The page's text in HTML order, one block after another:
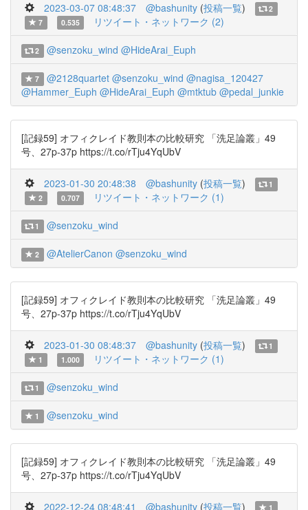
2023-03-07 08:48:37 @bashunity (投稿一覧)
2
7
0.535 リツイート・ネットワーク (2)
2 @senzoku_wind @HideArai_Euph
7 @2128quartet @senzoku_wind @nagisa_120427
@Hammer_Euph @HideArai_Euph @mtktub @pedal_junkie
[記録59] オフィクレイド教則本の比較研究 「洗足論叢」49
号、27p-37p https://t.co/rTju4YqUbV
2023-01-30 20:48:38 @bashunity (投稿一覧)
1
2
0.707 リツイート・ネットワーク (1)
1 @senzoku_wind
2 @AtelierCanon @senzoku_wind
[記録59] オフィクレイド教則本の比較研究 「洗足論叢」49
号、27p-37p https://t.co/rTju4YqUbV
2023-01-30 08:48:37 @bashunity (投稿一覧)
1
1
1.000 リツイート・ネットワーク (1)
1 @senzoku_wind
1 @senzoku_wind
[記録59] オフィクレイド教則本の比較研究 「洗足論叢」49
号、27p-37p https://t.co/rTju4YqUbV
2022-12-24 08:48:41 @bashunity (投稿一覧) 1